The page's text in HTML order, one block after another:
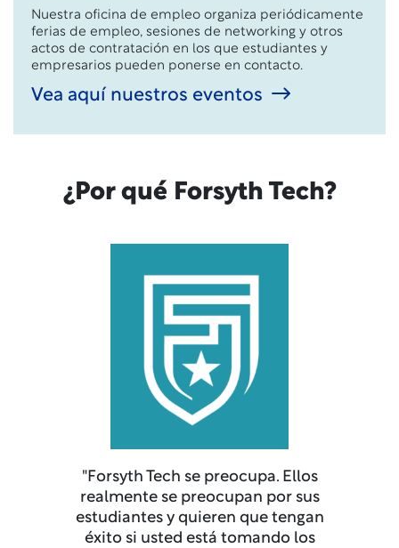
Nuestra oficina de empleo organiza periódicamente
ferias de empleo, sesiones de networking y otros
actos de contratación en los que estudiantes y
empresarios pueden ponerse en contacto.
Vea aquí nuestros eventos
¿Por qué Forsyth Tech?
"Forsyth Tech se preocupa. Ellos
realmente se preocupan por sus
estudiantes y quieren que tengan
éxito si usted está tomando los